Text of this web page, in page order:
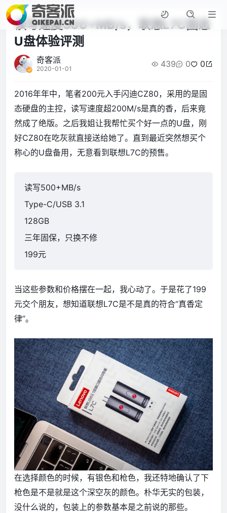
读写速度500+MB/s，联想L7C固态
U盘体验评测
奇客派
2020-01-01 439 0 0
2016年年中，笔者200元入手闪迪CZ80，采用的是固
态硬盘的主控，读写速度超200M/s是真的香，后来竟
然成了绝版。之后我姐让我帮忙买个好一点的U盘，刚
好CZ80在吃灰就直接送给她了。直到最近突然想买个
称心的U盘备用，无意看到联想L7C的预售。
读写500+MB/s
Type-C/USB 3.1
128GB
三年固保，只换不修
199元
当这些参数和价格摆在一起，我心动了。于是花了199
元交个朋友，想知道联想L7C是不是真的符合“真香定
律”。
在选择颜色的时候，有银色和枪色，我还特地确认了下
枪色是不是就是这个深空灰的颜色。朴华无实的包装，
没什么说的，包装上的参数基本是之前说的那些。